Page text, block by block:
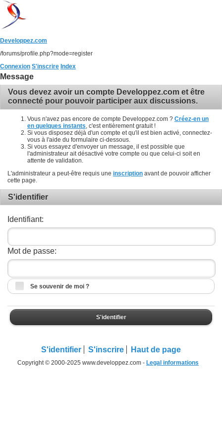
Developpez.com
/forums/profile.php?mode=register
Connexion S'inscrire Index
Message
Vous devez avoir un compte Developpez.com et être
connecté pour pouvoir participer aux discussions.
Vous n'avez pas encore de compte Developpez.com ? Créez-en un
en quelques instants , c'est entièrement gratuit !
Si vous disposez déjà d'un compte et qu'il est bien activé, connectez-
vous à l'aide du formulaire ci-dessous.
Si vous essayez d'envoyer un message, il est possible que
l'administrateur ait désactivé votre compte ou que celui-ci soit en
attente de validation.
L'administrateur a peut-être requis une inscription avant de pouvoir afficher
cette page.
S'identifier
Identifiant:
Mot de passe:
Se souvenir de moi ?
S'identifier
S'identifier S'inscrire Haut de page
Copyright © 2000-2025 www.developpez.com - Legal informations